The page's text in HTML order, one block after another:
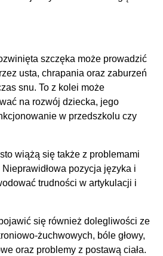
szczęka może prowadzić
usta, chrapania oraz zaburzeń
snu. To z kolei może
na rozwój dziecka, jego
w przedszkolu czy
wiążą się także z problemami
pozycja języka i
trudności w artykulacji i
się również dolegliwości ze
żuchwowych, bóle głowy,
oraz problemy z postawą ciała.